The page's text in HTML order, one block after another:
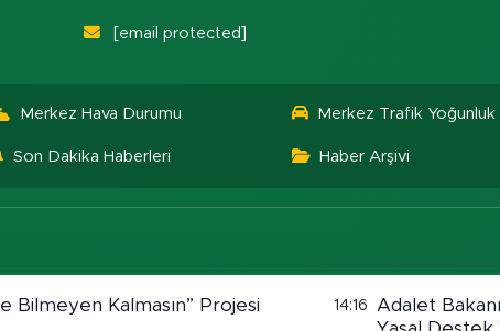
[email protected]
Merkez Hava Durumu Merkez Trafik Yoğunluk
Son Dakika Haberleri Haber Arşivi
Bilmeyen Kalmasın” Projesi
14:16
Adalet